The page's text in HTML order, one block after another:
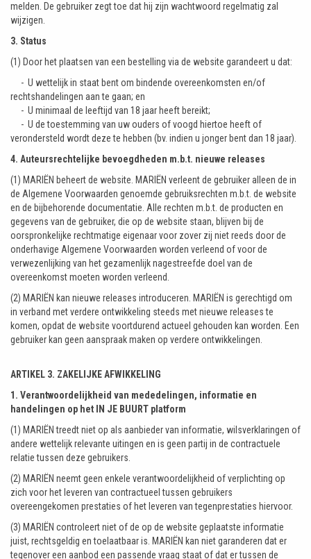
melden. De gebruiker zegt toe dat hij zijn wachtwoord regelmatig zal
wijzigen.
3. Status
(1) Door het plaatsen van een bestelling via de website garandeert u dat:
- U wettelijk in staat bent om bindende overeenkomsten en/of
rechtshandelingen aan te gaan; en
- U minimaal de leeftijd van 18 jaar heeft bereikt;
- U de toestemming van uw ouders of voogd hiertoe heeft of
verondersteld wordt deze te hebben (bv. indien u jonger bent dan 18 jaar).
4. Auteursrechtelijke bevoegdheden m.b.t. nieuwe releases
(1) MARIËN beheert de website. MARIËN verleent de gebruiker alleen de in
de Algemene Voorwaarden genoemde gebruiksrechten m.b.t. de website
en de bijbehorende documentatie. Alle rechten m.b.t. de producten en
gegevens van de gebruiker, die op de website staan, blijven bij de
oorspronkelijke rechtmatige eigenaar voor zover zij niet reeds door de
onderhavige Algemene Voorwaarden worden verleend of voor de
verwezenlijking van het gezamenlijk nagestreefde doel van de
overeenkomst moeten worden verleend.
(2) MARIËN kan nieuwe releases introduceren. MARIËN is gerechtigd om
in verband met verdere ontwikkeling steeds met nieuwe releases te
komen, opdat de website voortdurend actueel gehouden kan worden. Een
gebruiker kan geen aanspraak maken op verdere ontwikkelingen.
ARTIKEL 3. ZAKELIJKE AFWIKKELING
1. Verantwoordelijkheid van mededelingen, informatie en
handelingen op het IN JE BUURT platform
(1) MARIËN treedt niet op als aanbieder van informatie, wilsverklaringen of
andere wettelijk relevante uitingen en is geen partij in de contractuele
relatie tussen deze gebruikers.
(2) MARIËN neemt geen enkele verantwoordelijkheid of verplichting op
zich voor het leveren van contractueel tussen gebruikers
overeengekomen prestaties of het leveren van tegenprestaties hiervoor.
(3) MARIËN controleert niet of de op de website geplaatste informatie
juist, rechtsgeldig en toelaatbaar is. MARIËN kan niet garanderen dat er
tegenover een aanbod een passende vraag staat of dat er tussen de